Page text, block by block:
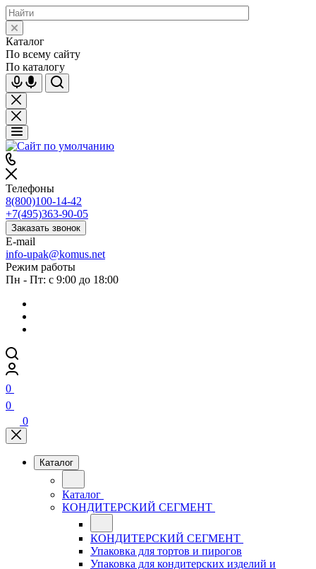
Каталог
По всему сайту
По каталогу
Телефоны
8(800)100-14-42
+7(495)363-90-05
Заказать звонок
E-mail
info-upak@komus.net
Режим работы
Пн - Пт: с 9:00 до 18:00
0
0
0
Каталог
Каталог
КОНДИТЕРСКИЙ СЕГМЕНТ
КОНДИТЕРСКИЙ СЕГМЕНТ
Упаковка для тортов и пирогов
Упаковка для кондитерских изделий и